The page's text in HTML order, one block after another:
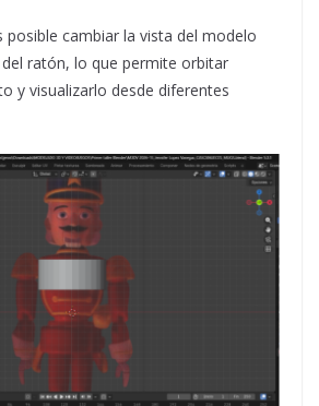
posible cambiar la vista del modelo
ratón, lo que permite orbitar
y visualizarlo desde diferentes